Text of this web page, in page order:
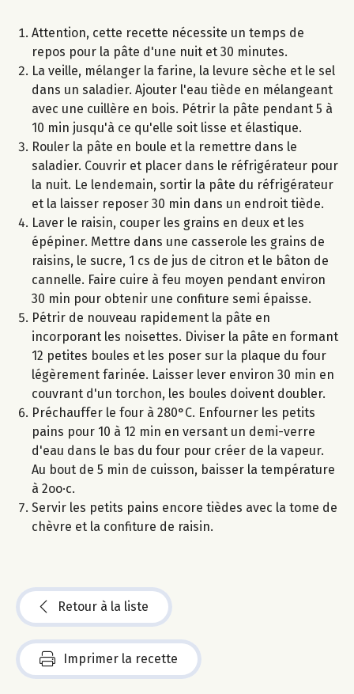
Attention, cette recette nécessite un temps de
repos pour la pâte d'une nuit et 30 minutes.
La veille, mélanger la farine, la levure sèche et le sel
dans un saladier. Ajouter l'eau tiède en mélangeant
avec une cuillère en bois. Pétrir la pâte pendant 5 à
10 min jusqu'à ce qu'elle soit lisse et élastique.
Rouler la pâte en boule et la remettre dans le
saladier. Couvrir et placer dans le réfrigérateur pour
la nuit. Le lendemain, sortir la pâte du réfrigérateur
et la laisser reposer 30 min dans un endroit tiède.
Laver le raisin, couper les grains en deux et les
épépiner. Mettre dans une casserole les grains de
raisins, le sucre, 1 cs de jus de citron et le bâton de
cannelle. Faire cuire à feu moyen pendant environ
30 min pour obtenir une confiture semi épaisse.
Pétrir de nouveau rapidement la pâte en
incorporant les noisettes. Diviser la pâte en formant
12 petites boules et les poser sur la plaque du four
légèrement farinée. Laisser lever environ 30 min en
couvrant d'un torchon, les boules doivent doubler.
Préchauffer le four à 280°C. Enfourner les petits
pains pour 10 à 12 min en versant un demi-verre
d'eau dans le bas du four pour créer de la vapeur.
Au bout de 5 min de cuisson, baisser la température
à 2oo·c.
Servir les petits pains encore tièdes avec la tome de
chèvre et la confiture de raisin.
Retour à la liste
Imprimer la recette